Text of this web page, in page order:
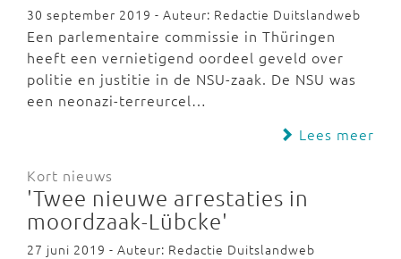
30 september 2019 - Auteur: Redactie Duitslandweb
Een parlementaire commissie in Thüringen
heeft een vernietigend oordeel geveld over
politie en justitie in de NSU-zaak. De NSU was
een neonazi-terreurcel…
Lees meer
Kort nieuws
'Twee nieuwe arrestaties in
moordzaak-Lübcke'
27 juni 2019 - Auteur: Redactie Duitslandweb